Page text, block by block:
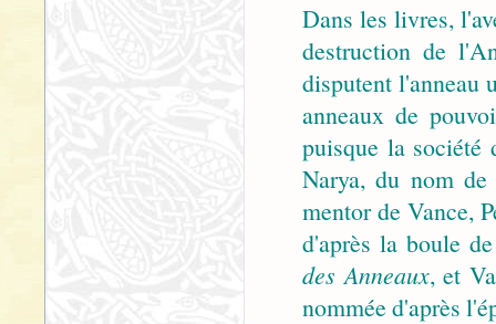
Dans les livres,
destruction de
disputent l'anneau
anneaux de
puisque la société
Narya, du nom
mentor de Vance,
d'après la boule
des Anneaux, et
nommée d'après